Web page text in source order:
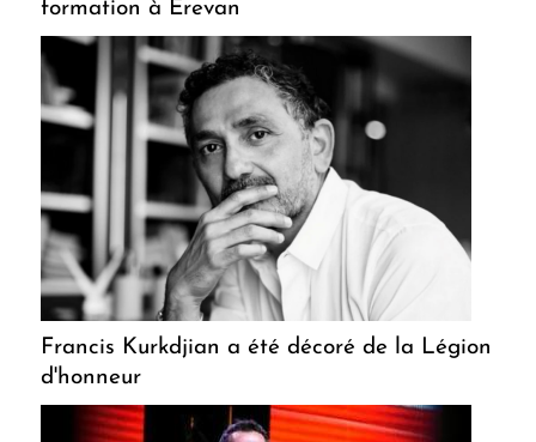
formation à Erevan
Francis Kurkdjian a été décoré de la Légion
d'honneur